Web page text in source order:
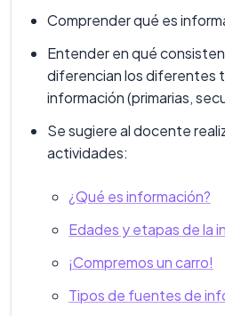
Comprender qué es
Entender en qué
diferencian los diferentes
información (primarias,
Se sugiere al docente
actividades:
¿Qué es información?
Edades y etapas de la
¡Compremos un carro!
Tipos de fuentes de